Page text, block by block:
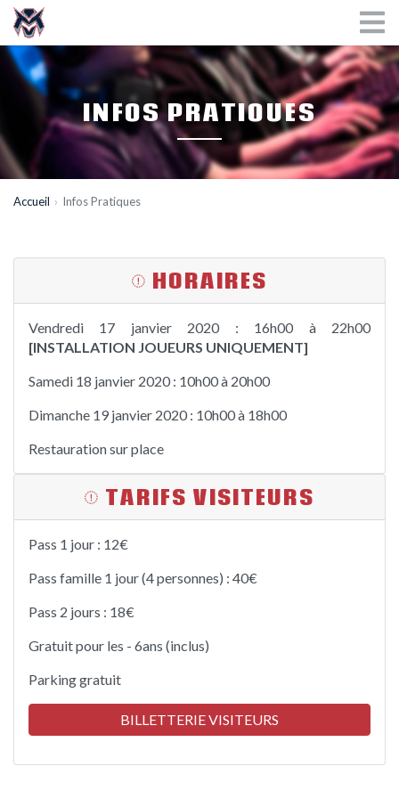
INFOS PRATIQUES
Accueil Infos Pratiques
HORAIRES
Vendredi 17 janvier 2020 : 16h00 à 22h00
[INSTALLATION JOUEURS UNIQUEMENT]
Samedi 18 janvier 2020 : 10h00 à 20h00
Dimanche 19 janvier 2020 : 10h00 à 18h00
Restauration sur place
TARIFS VISITEURS
Pass 1 jour : 12€
Pass famille 1 jour (4 personnes) : 40€
Pass 2 jours : 18€
Gratuit pour les - 6ans (inclus)
Parking gratuit
BILLETTERIE VISITEURS